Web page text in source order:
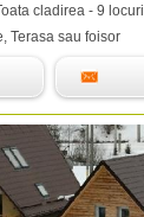
cladirea - 9 locuri
Terasa sau foisor